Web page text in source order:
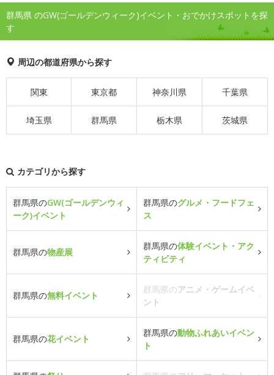
群馬県 のGW(ゴールデンウィーク)イベント・おでかけスポットを探
す
周辺の都道府県から探す
関東 東京都 神奈川県 千葉県
埼玉県 群馬県 栃木県 茨城県
カテゴリから探す
群馬県のGW(ゴールデンウィ
ーク)イベント
群馬県のグルメ・フードフェ
ス
群馬県の物産展
群馬県の体験イベント・アク
ティビティ
群馬県の無料イベント
群馬県のアニメ・ゲームイベ
ント
群馬県の花イベント
群馬県の動物ふれあいイベン
ト